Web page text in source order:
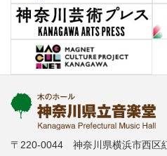
〒220-0044 神奈川県横浜市西区